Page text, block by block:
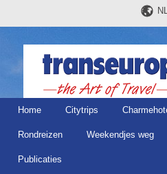
Home Citytrips
Rondreizen Weekendjes weg
Publicaties